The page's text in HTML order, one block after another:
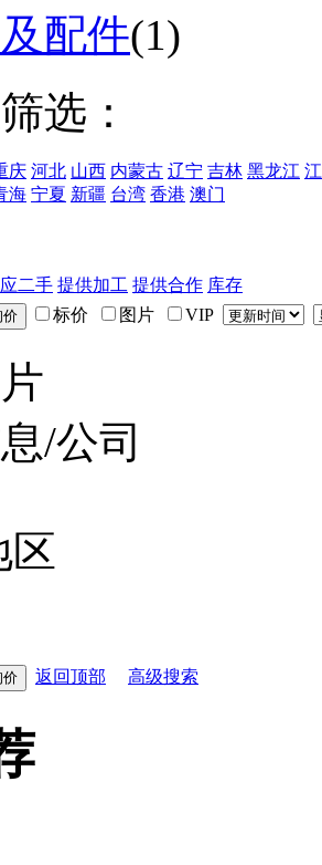
配件(1)
选：
庆 河北 山西 内蒙古 辽宁 吉林 黑龙江
海 宁夏 新疆 台湾 香港 澳门
二手 提供加工 提供合作 库存
标价
图片 VIP
/公司
区
返回顶部 高级搜索